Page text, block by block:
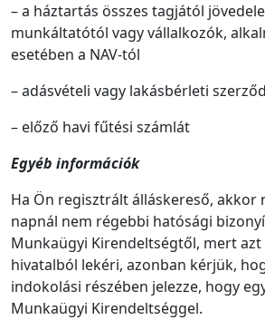
– a háztartás összes tagjától
munkáltatótól vagy vállalkozók,
esetében a NAV-tól
– adásvételi vagy lakásbérleti
– előző havi fűtési számlát
Egyéb információk
Ha Ön regisztrált álláskereső, akkor
napnál nem régebbi hatósági
Munkaügyi Kirendeltségtől, mert
hivatalból lekéri, azonban kérjük,
indokolási részében jelezze, hogy
Munkaügyi Kirendeltséggel.